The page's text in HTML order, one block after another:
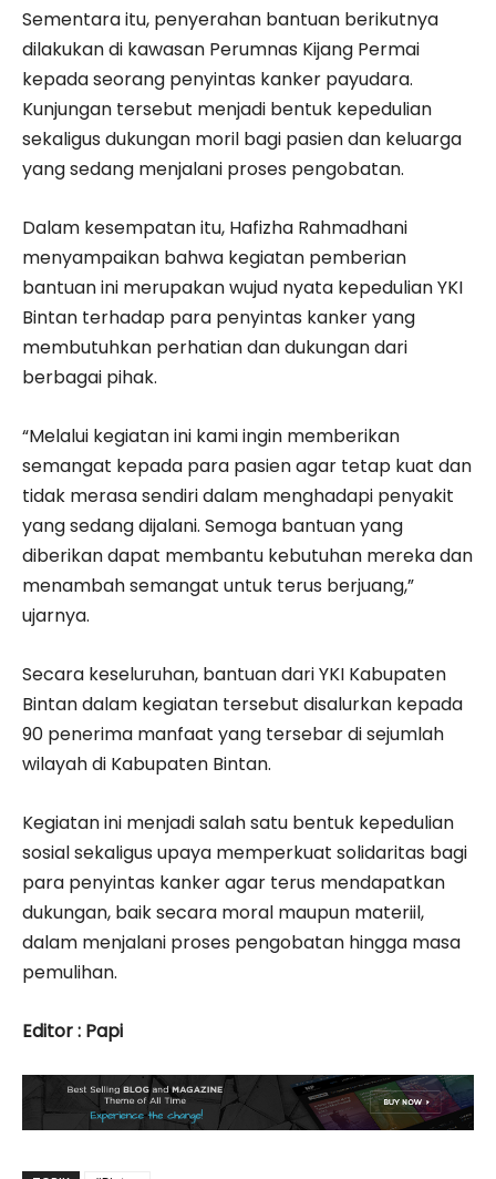
Sementara itu, penyerahan bantuan berikutnya
dilakukan di kawasan Perumnas Kijang Permai
kepada seorang penyintas kanker payudara.
Kunjungan tersebut menjadi bentuk kepedulian
sekaligus dukungan moril bagi pasien dan keluarga
yang sedang menjalani proses pengobatan.
Dalam kesempatan itu, Hafizha Rahmadhani
menyampaikan bahwa kegiatan pemberian
bantuan ini merupakan wujud nyata kepedulian YKI
Bintan terhadap para penyintas kanker yang
membutuhkan perhatian dan dukungan dari
berbagai pihak.
“Melalui kegiatan ini kami ingin memberikan
semangat kepada para pasien agar tetap kuat dan
tidak merasa sendiri dalam menghadapi penyakit
yang sedang dijalani. Semoga bantuan yang
diberikan dapat membantu kebutuhan mereka dan
menambah semangat untuk terus berjuang,”
ujarnya.
Secara keseluruhan, bantuan dari YKI Kabupaten
Bintan dalam kegiatan tersebut disalurkan kepada
90 penerima manfaat yang tersebar di sejumlah
wilayah di Kabupaten Bintan.
Kegiatan ini menjadi salah satu bentuk kepedulian
sosial sekaligus upaya memperkuat solidaritas bagi
para penyintas kanker agar terus mendapatkan
dukungan, baik secara moral maupun materiil,
dalam menjalani proses pengobatan hingga masa
pemulihan.
Editor : Papi